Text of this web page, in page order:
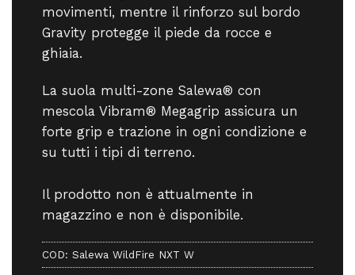
movimenti, mentre il rinforzo sul bordo
Gravity protegge il piede da rocce e
ghiaia.
La suola multi-zone Salewa® con
mescola Vibram® Megagrip assicura un
forte grip e trazione in ogni condizione e
su tutti i tipi di terreno.
Il prodotto non è attualmente in
magazzino e non è disponibile.
COD: Salewa WildFire NXT W